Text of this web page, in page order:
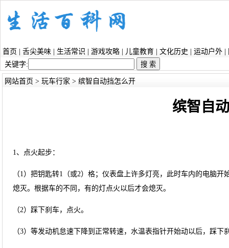
首页 舌尖美味 生活常识 游戏攻略 儿童教育 文化历史 运动户外
关键字:
网站首页 > 玩车行家 > 缤智自动挡怎么开
缤智自
1、点火起步：
（1）把钥匙转1（或2）格；仪表盘上许多灯亮，此时车内的电脑
熄灭。根据车的不同，有的灯点火以后才会熄灭。
（2）踩下刹车，点火。
（3）等发动机怠速下降到正常转速，水温表指针开始动以后，踩下